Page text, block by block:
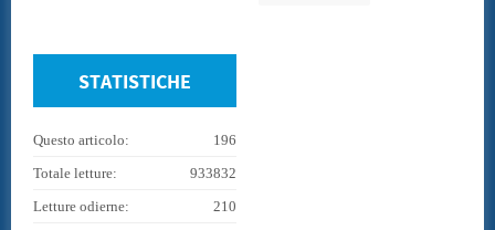
STATISTICHE
196
Questo articolo:
933832
Totale letture:
210
Letture odierne: